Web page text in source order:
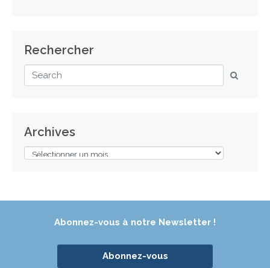
Rechercher
Archives
Abonnez-vous à notre Newsletter !
Abonnez-vous